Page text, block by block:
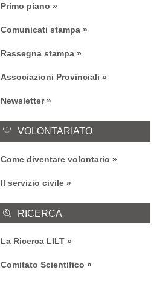
Primo piano
Comunicati stampa
Rassegna stampa
Associazioni Provinciali
Newsletter
VOLONTARIATO
Come diventare volontario
Il servizio civile
RICERCA
La Ricerca LILT
Comitato Scientifico